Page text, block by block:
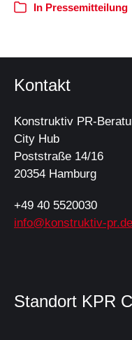
In Pressemitteilung
Kontakt
Konstruktiv PR-
City Hub
Poststraße 14/16
20354 Hamburg
+49 40 5520030
info@konstruktiv-pr.de
Standort KPR